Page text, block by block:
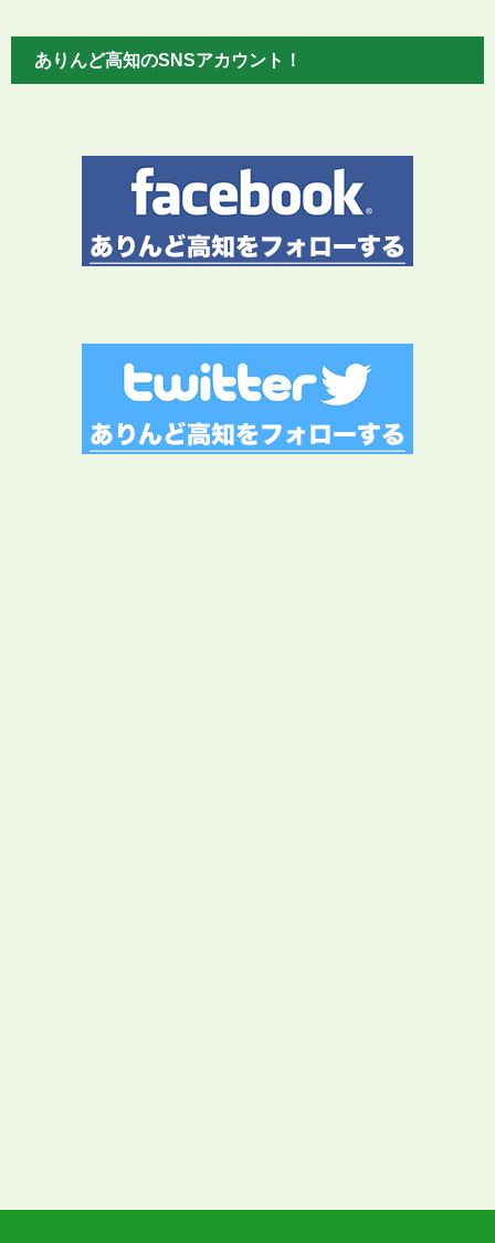
ありんど高知のSNSアカウント！